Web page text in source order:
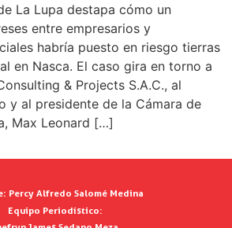
La Lupa destapa cómo un
entre empresarios y
habría puesto en riesgo tierras
en Nasca. El caso gira en torno a
& Projects S.A.C., al
y al presidente de la Cámara de
Max Leonard […]
Percy Alfredo Salomé Medina
Equipo Periodístico: